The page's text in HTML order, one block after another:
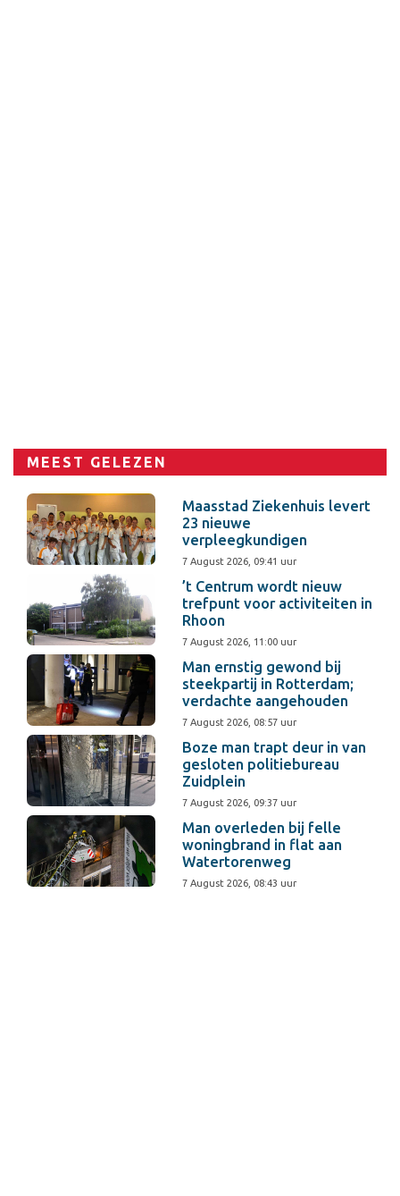
MEEST GELEZEN
Maasstad Ziekenhuis levert
23 nieuwe
verpleegkundigen
7 August 2026, 09:41 uur
’t Centrum wordt nieuw
trefpunt voor activiteiten in
Rhoon
7 August 2026, 11:00 uur
Man ernstig gewond bij
steekpartij in Rotterdam;
verdachte aangehouden
7 August 2026, 08:57 uur
Boze man trapt deur in van
gesloten politiebureau
Zuidplein
7 August 2026, 09:37 uur
Man overleden bij felle
woningbrand in flat aan
Watertorenweg
7 August 2026, 08:43 uur